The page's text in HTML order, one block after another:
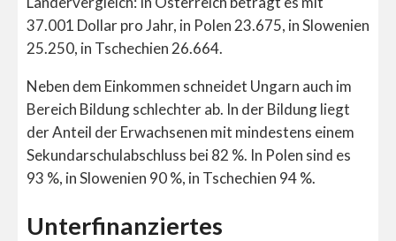
37.001 Dollar pro Jahr, in Polen 23.675, in Slowenien
25.250, in Tschechien 26.664.
Neben dem Einkommen schneidet Ungarn auch im
Bereich Bildung schlechter ab. In der Bildung liegt
der Anteil der Erwachsenen mit mindestens einem
Sekundarschulabschluss bei 82 %. In Polen sind es
93 %, in Slowenien 90 %, in Tschechien 94 %.
Unterfinanziertes